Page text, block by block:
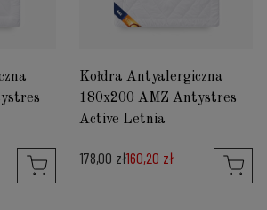
Kołdra Antyalergiczna
180x200 AMZ Antystres
Active Letnia
178,00 zł160,20 zł